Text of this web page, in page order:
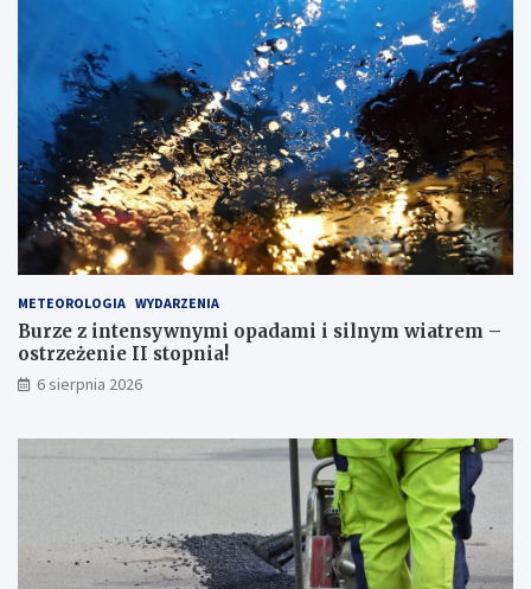
t
e
n
e
m
r
z
e
j
d
e
METEOROLOGIA WYDARZENIA
Burze z intensywnymi opadami i silnym wiatrem –
ostrzeżenie II stopnia!
6 sierpnia 2026